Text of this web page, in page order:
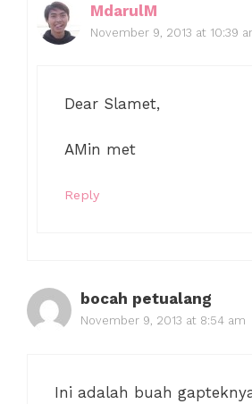
MdarulM
November 9, 2013 at 10:39
Dear Slamet,
AMin met
Reply
bocah petualang
November 9, 2013 at 8:54 am
Ini adalah buah